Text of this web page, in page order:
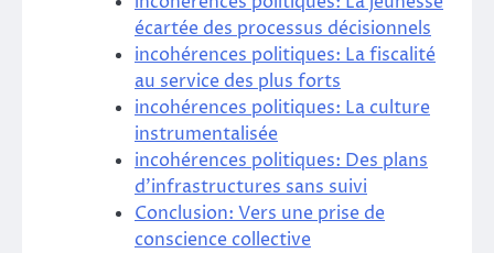
écartée des processus décisionnels
incohérences politiques: La fiscalité
au service des plus forts
incohérences politiques: La culture
instrumentalisée
incohérences politiques: Des plans
d’infrastructures sans suivi
Conclusion: Vers une prise de
conscience collective